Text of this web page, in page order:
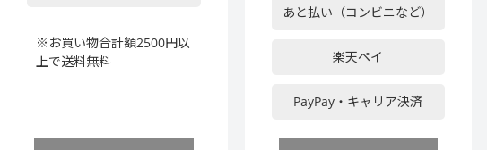
※お買い物合計額2500円以
上で送料無料
あと払い（コンビニなど）
楽天ペイ
PayPay・キャリア決済